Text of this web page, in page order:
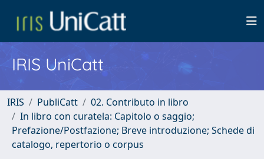
IRIS UniCatt
IRIS PubliCatt
02. Contributo in libro
In libro con curatela: Capitolo o saggio;
Prefazione/Postfazione; Breve introduzione; Schede di
catalogo, repertorio o corpus